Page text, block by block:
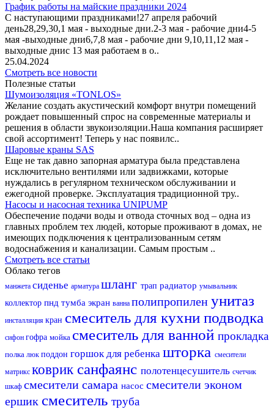
График работы на майские праздники 2024
С наступающими праздниками!27 апреля рабочий
день28,29,30,1 мая - выходные дни.2-3 мая - рабочие дни4-5
мая -выходные дни6,7,8 мая - рабочие дни 9,10,11,12 мая -
выходные днис 13 мая работаем в о..
25.04.2024
Смотреть все новости
Полезные статьи
Шумоизоляция «TONLOS»
Желание создать акустический комфорт внутри помещений
рождает повышенный спрос на современные материалы и
решения в области звукоизоляции.Наша компания расширяет
свой ассортимент! Теперь у нас появилс..
Шаровые краны SAS
Еще не так давно запорная арматура была представлена
исключительно вентилями или задвижками, которые
нуждались в регулярном техническом обслуживании и
ежегодной проверке. Эксплуатация традиционной тру..
Насосы и насосная техника UNIPUMP
Обеспечение подачи воды и отвода сточных вод – одна из
главных проблем тех людей, которые проживают в домах, не
имеющих подключения к централизованным сетям
водоснабжения и канализации. Самым простым ..
Смотреть все статьи
Облако тегов
манжета сиденье арматура шланг трап радиатор умывальник
коллектор пнд тумба экран ванна полипропилен унитаз
инсталляция кран смеситель для кухни подводка
сифон гофра мойка смеситель для ванной прокладка
полка люк поддон горшок для ребенка шторка смесители
матрикс коврик санфаянс полотенцесушитель счетчик
шкаф смесители самара насос смесители эконом
ершик смеситель труба